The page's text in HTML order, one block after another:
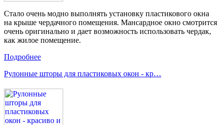
Стало очень модно выполнять установку пластикового окна
на крыше чердачного помещения. Мансардное окно смотрится
очень оригинально и дает возможность использовать чердак,
как жилое помещение.
Подробнее
Рулонные шторы для пластиковых окон - кр…